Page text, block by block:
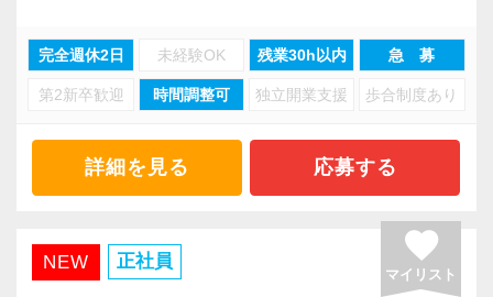
・分業体制で業務負担を軽減
・顧客対応や提案業務に集中可能
・資産税や相続など専門性の高い案件あり
・経験値が自然と積み上がる環境
・有給取得率90％以上
完全週休2日 未経験OK 残業30h以内 急 募
第2新卒歓迎 時間調整可 独立開業支援 歩合制度あり
詳細を見る 応募する
NEW 正社員 favorite
マイリスト